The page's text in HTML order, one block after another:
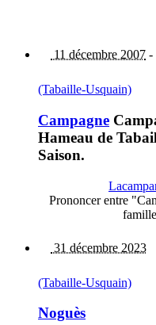
11 décembre 2007 -
(Tabaille-Usquain)
Campagne
Hameau de
Saison.
Prononcer entre
31 décembre 2023
(Tabaille-Usquain)
Noguès